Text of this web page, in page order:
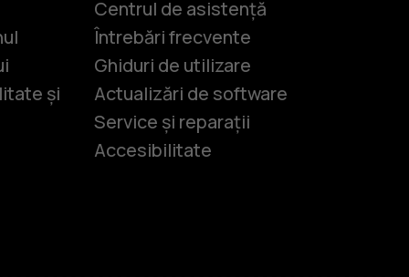
și
Centrul de asistență
Întrebări frecvente
Ghiduri de utilizare
Actualizări de software
Service și reparații
Accesibilitate